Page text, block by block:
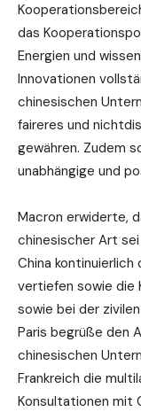
das
Energien und
Innovationen
chinesischen
faireres und
gewähren. Zudem
unabhängige und
Macron erwiderte,
chinesischer Art
China kontinuierlich
vertiefen sowie die
sowie bei der
Paris begrüße den
chinesischen
Frankreich die
Konsultationen mit